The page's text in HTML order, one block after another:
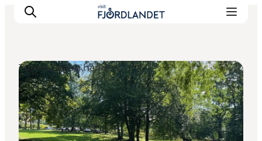
Byer & steder
Det sker
Guides & inspiration
Ture på egen hånd